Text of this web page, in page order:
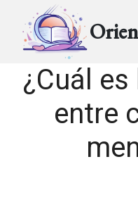
¿Cuál
entre